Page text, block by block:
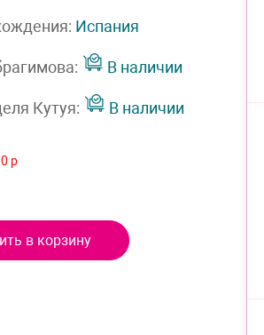
Испания
В наличии
Кутуя: В наличии
р
в корзину